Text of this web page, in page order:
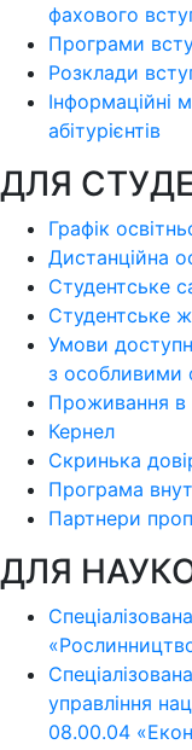
фахового
Програми
Розклади
Інформаційні
абітурієнтів
ДЛЯ
Графік
Дистанційна
Студентське
Студентське
Умови
з особливими
Проживання в
Кернел
Скринька
Програма
Партнери
ДЛЯ
управління
08.00.04